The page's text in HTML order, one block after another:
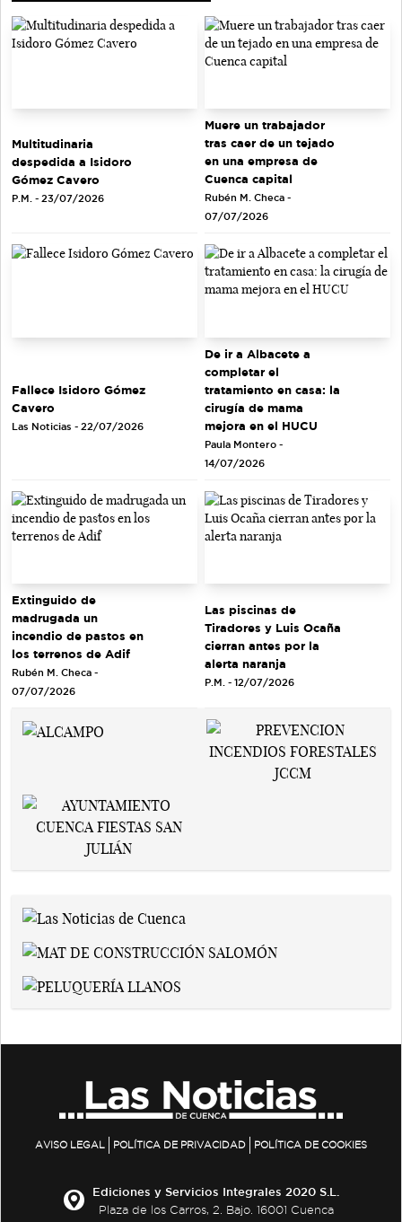
Multitudinaria
despedida a Isidoro
Gómez Cavero
P.M. - 23/07/2026
Muere un trabajador
tras caer de un tejado
en una empresa de
Cuenca capital
Rubén M. Checa -
07/07/2026
Fallece Isidoro Gómez
Cavero
Las Noticias - 22/07/2026
De ir a Albacete a
completar el
tratamiento en casa: la
cirugía de mama
mejora en el HUCU
Paula Montero -
14/07/2026
Extinguido de
madrugada un
incendio de pastos en
los terrenos de Adif
Rubén M. Checa -
07/07/2026
Las piscinas de
Tiradores y Luis Ocaña
cierran antes por la
alerta naranja
P.M. - 12/07/2026
AVISO LEGAL POLÍTICA DE PRIVACIDAD POLÍTICA DE COOKIES
Ediciones y Servicios Integrales 2020 S.L.
Plaza de los Carros, 2. Bajo. 16001 Cuenca